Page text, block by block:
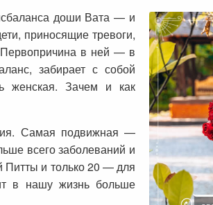
доши Вата — и
приносящие тревоги,
в ней — в
забирает с собой
женская. Зачем и как
Самая подвижная —
всего заболеваний и
Питты и только 20 — для
в нашу жизнь больше